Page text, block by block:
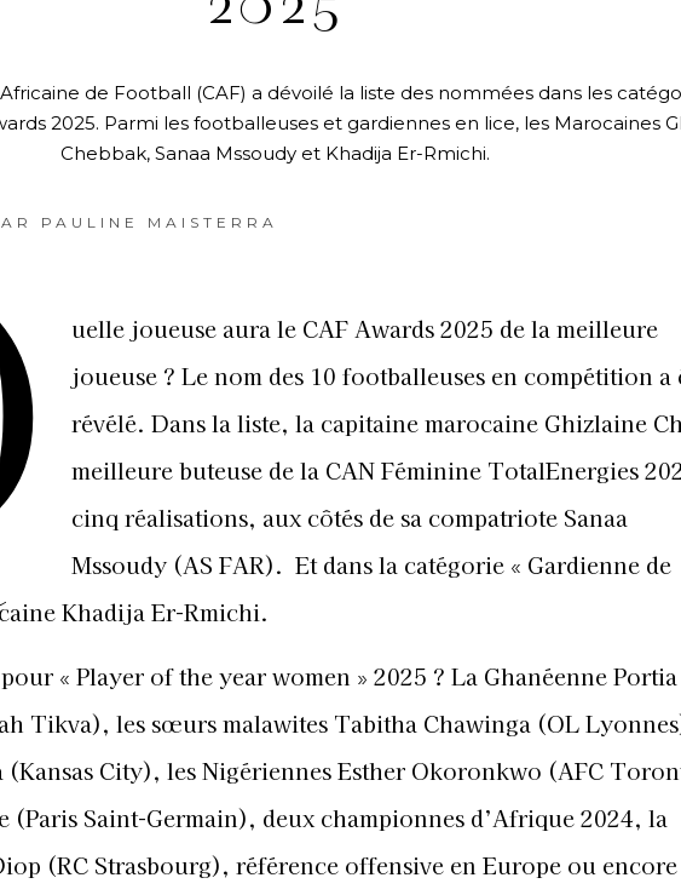
de Football (CAF) a dévoilé la liste des nommées dans les
2025. Parmi les footballeuses et gardiennes en lice, les Marocaines
Chebbak, Sanaa Mssoudy et Khadija Er-Rmichi.
PAULINE MAISTERRA
uelle joueuse aura le CAF Awards 2025 de la meilleure
joueuse ? Le nom des 10 footballeuses en compétition a
révélé. Dans la liste, la capitaine marocaine Ghizlaine
meilleure buteuse de la CAN Féminine TotalEnergies
cinq réalisations, aux côtés de sa compatriote Sanaa
Mssoudy (AS FAR). Et dans la catégorie « Gardienne de
Khadija Er-Rmichi.
« Player of the year women » 2025 ? La Ghanéenne Portia
Tikva), les sœurs malawites Tabitha Chawinga (OL
(Kansas City), les Nigériennes Esther Okoronkwo (AFC
(Paris Saint-Germain), deux championnes d’Afrique 2024, la
(RC Strasbourg), référence offensive en Europe ou